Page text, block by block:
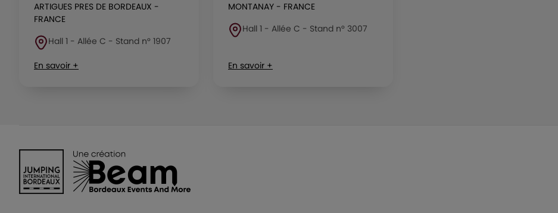
ARTIGUES PRES DE BORDEAUX -
FRANCE
Hall 1 - Allée C - Stand n° 1907
En savoir +
MONTANAY - FRANCE
Hall 1 - Allée C - Stand n° 3007
En savoir +